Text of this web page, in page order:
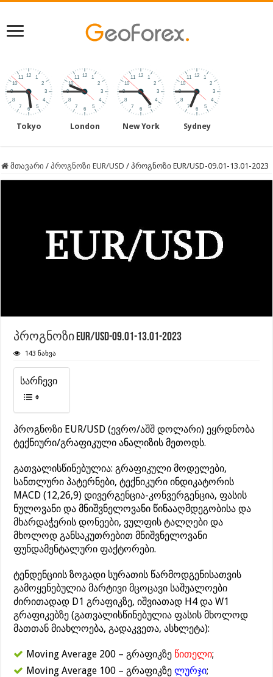
Tokyo London New York Sydney
მთავარი / პროგნოზი EUR/USD / პროგნოზი EUR/USD-09.01-13.01-2023
პროგნოზი EUR/USD-09.01-13.01-2023
143 ნახვა
სარჩევი
პროგნოზი EUR/USD (ევრო/აშშ დოლარი) ეყრდნობა
ტექნიური/გრაფიკული ანალიზის მეთოდს.
გათვალისწინებულია: გრაფიკული მოდელები,
სანთლური პატერნები, ტექნიკური ინდიკატორის
MACD (12,26,9) დივერგენცია-კონვერგენცია, ფასის
ნულოვანი და მნიშვნელოვანი წინააღმდეგობისა და
მხარდაჭერის დონეები, ვულფის ტალღები და
მხოლოდ განსაკუთრებით მნიშვნელოვანი
ფუნდამენტალური ფაქტორები.
ტენდენციის ზოგადი სურათის წარმოდგენისათვის
გამოყენებულია მარტივი მცოცავი საშუალოები
ძირითადად D1 გრაფიკზე, იშვიათად H4 და W1
გრაფიკებზე (გათვალისწინებულია ფასის მხოლოდ
მათთან მიახლოება, გადაკვეთა, ასხლეტა):
Moving Average 200 – გრაფიკზე წითელი;
Moving Average 100 – გრაფიკზელურჯი;